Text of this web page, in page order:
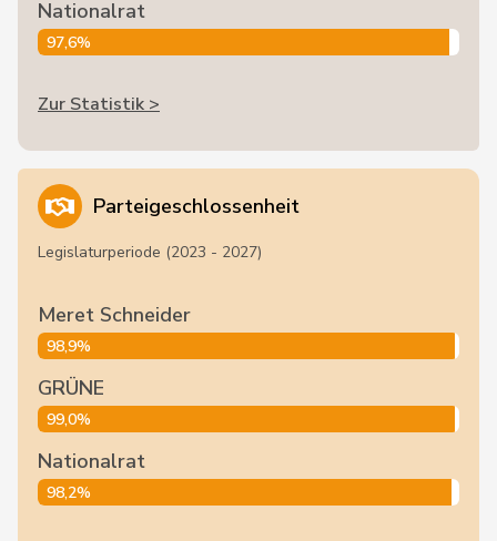
Nationalrat
97,6%
Zur Statistik >
Parteigeschlossenheit
Legislaturperiode (2023 - 2027)
Meret Schneider
98,9%
GRÜNE
99,0%
Nationalrat
98,2%